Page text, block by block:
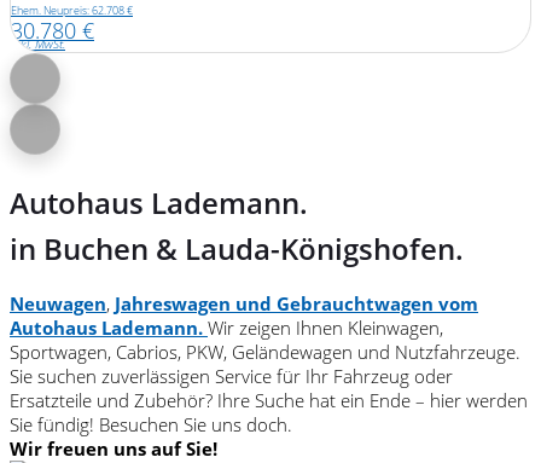
Ehem. Neupreis: 62.708 €
30.780 €
inkl. MwSt.
Autohaus Lademann.
in Buchen & Lauda-Königshofen.
Neuwagen, Jahreswagen und Gebrauchtwagen vom
Autohaus Lademann. Wir zeigen Ihnen Kleinwagen,
Sportwagen, Cabrios, PKW, Geländewagen und Nutzfahrzeuge.
Sie suchen zuverlässigen Service für Ihr Fahrzeug oder
Ersatzteile und Zubehör? Ihre Suche hat ein Ende – hier werden
Sie fündig! Besuchen Sie uns doch.
Wir freuen uns auf Sie!